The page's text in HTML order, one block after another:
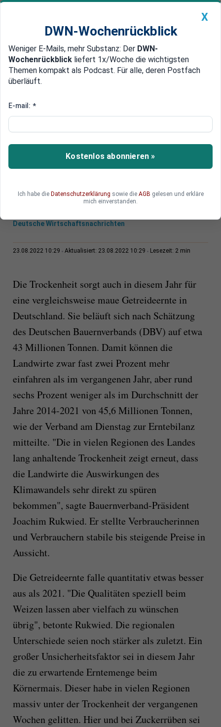
Newsticker MEIN DWN: Geldanlage Premium
Edelmetalle DWN-Magazin China
Trockenheit und EU machen
Die Trockenheit sorgt auch dieses Jahr für eine
schwache Ernte in Deutschland. Der
Bauernverband macht den Klimawandel und die
Deutsche Wirtschaftsnachrichten
23.08.2022 10:29 Aktualisiert: 23.08.2022 10:29 Lesezeit: 2 min
Die Trockenheit sorgt auch in diesem Jahr für
eine vergleichsweise maue Getreideernte in
Deutschland. Sie beläuft sich nach Schätzung
des Deutschen Bauernverbands (DBV) auf etwa
43 Millionen Tonnen. Damit können die
Landwirte zwar fast zwei Prozent mehr
einfahren als im vergangenen Jahr, aber rund
sechs Prozent weniger als im Durchschnitt der
Jahre 2014-2021 von 45,6 Millionen Tonnen,
wie der Verband am Dienstag zur Erntebilanz
mitteilte. "Die in vielen Regionen des Landes
lang anhaltende Trockenheit zeigt erneut, dass
die Landwirte die Auswirkungen des
Klimawandels sehr direkt zu spüren
bekommen", sagte Bauernverband-Präsident
Joachim Rukwied. Er stellte Verbraucherinnen
und Verbrauchern stabile bis steigende Preise in
Aussicht.
Die Getreideernte falle quantitativ etwas besser
aus als 2021. "Die Qualitäten speziell beim
Weizen lassen aber vielfach zu wünschen
übrig", betonte Rukwied. Die regionalen
Unterschiede seien noch stärker als zuletzt. Ein
großer Unsicherheitsfaktor sei in diesem Jahr
die zu erwartende Erntemenge beim
Körnermais. Dieser habe in vielen Regionen
massiv unter der Trockenheit der vergangenen
Wochen gelitten. Hier und bei Zuckerrüben sei
X
DWN-Wochenrückblick
Weniger E-Mails, mehr Substanz: Der DWN-
Wochenrückblick liefert 1x/Woche die wichtigsten
Themen kompakt als Podcast. Für alle, deren Postfach
überläuft.
E-mail: *
Kostenlos abonnieren »
Ich habe die Datenschutzerklärung sowie die AGB gelesen und erkläre
mich einverstanden.